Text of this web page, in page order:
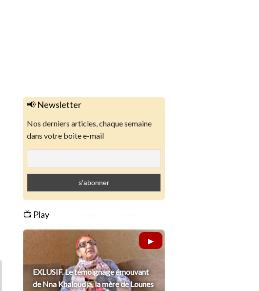
📢 Newsletter
Nos derniers articles, chaque semaine
dans votre boite e-mail
📺 Play
EXLUSIF. Le témoignage émouvant
de Nna Khaloudja, la mère de Lounes